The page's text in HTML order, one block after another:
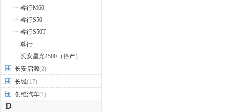
睿行M60
睿行S50
睿行S50T
尊行
长安星光4500（停产）
长安启源(2)
长城(17)
创维汽车(1)
D